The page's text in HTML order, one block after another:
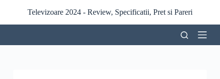
r
l
Televizoare 2024 - Review, Specificatii, Pret si Pareri